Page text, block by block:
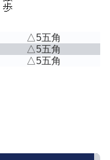
△5五角
△5五角
△5五角